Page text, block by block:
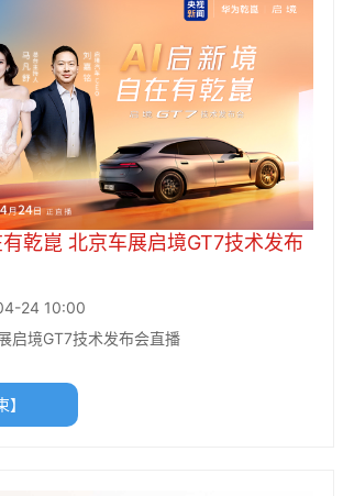
乾崑 北京车展启境GT7技术发布
24 10:00
启境GT7技术发布会直播
】